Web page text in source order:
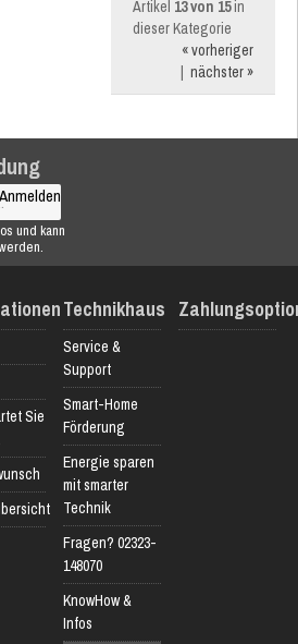
Artikel 13 von 15in
dieser Kategorie
« vorheriger
| nächster »
und kann
Sie
Technikhaus
Service &
Support
Smart-Home
Förderung
Energie sparen
mit smarter
Technik
Fragen? 02323-
148070
KnowHow &
Infos